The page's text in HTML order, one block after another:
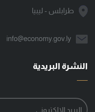
طرابلس - ليبيا
info@economy.gov.ly
النشرة البريدية